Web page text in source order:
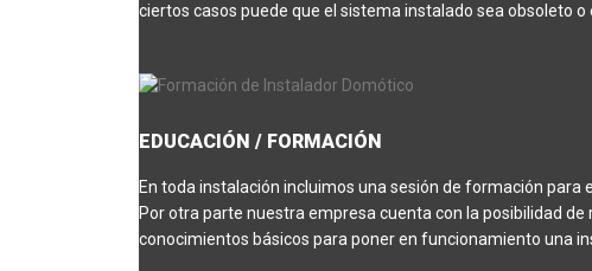
ciertos casos puede que el sistema instalado sea obsoleto
EDUCACIÓN / FORMACIÓN
En toda instalación incluimos una sesión de formación
Por otra parte nuestra empresa cuenta con la posibilidad
conocimientos básicos para poner en funcionamiento una